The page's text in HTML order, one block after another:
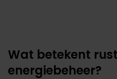
Wat betekent
energiebeheer?